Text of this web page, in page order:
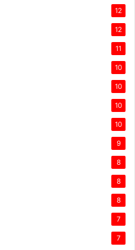
12
12
11
10
10
10
10
9
8
8
8
7
7